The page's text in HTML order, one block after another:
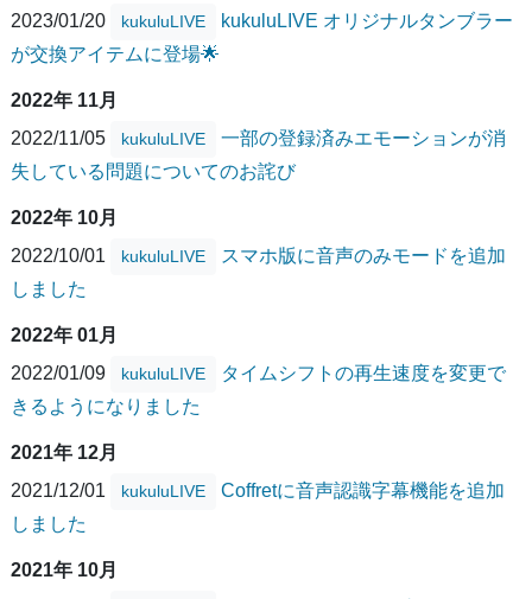
2023/01/20
kukuluLIVE
kukuluLIVE オリジナルタンブラー
が交換アイテムに登場🌟
2022年 11月
2022/11/05
kukuluLIVE
一部の登録済みエモーションが消
失している問題についてのお詫び
2022年 10月
2022/10/01
kukuluLIVE
スマホ版に音声のみモードを追加
しました
2022年 01月
2022/01/09
kukuluLIVE
タイムシフトの再生速度を変更で
きるようになりました
2021年 12月
2021/12/01
kukuluLIVE
Coffretに音声認識字幕機能を追加
しました
2021年 10月